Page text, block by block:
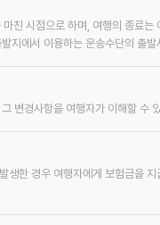
친 시점으로 하며, 여행의 종료
지에서 이용하는 운송수단의 출
변경사항을 여행자가 이해할 수
생한 경우 여행자에게 보험금을